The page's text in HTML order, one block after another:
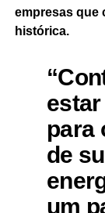
empresas que
histórica.
para
de
um